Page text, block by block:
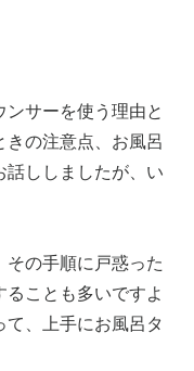
サーを使う理由と
の注意点、お風呂
話ししましたが、い
の手順に戸惑った
ることも多いですよ
て、上手にお風呂タ